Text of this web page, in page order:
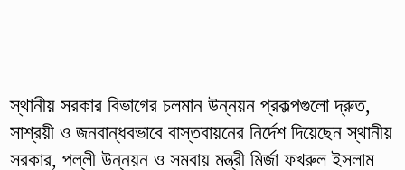
স্থানীয় সরকার বিভাগের চলমান উন্নয়ন প্রকল্পগুলো দ্রুত,
সাশ্রয়ী ও জনবান্ধবভাবে বাস্তবায়নের নির্দেশ দিয়েছেন স্থানীয়
সরকার, পল্লী উন্নয়ন ও সমবায় মন্ত্রী মির্জা ফখরুল ইসলাম